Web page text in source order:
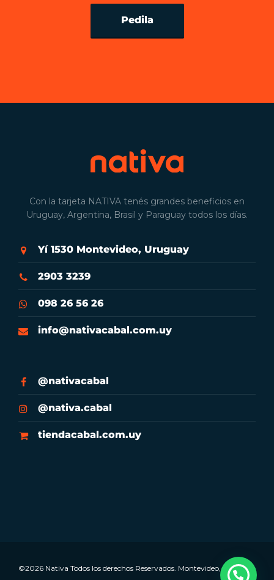
Pedila
Con la tarjeta NATIVA tenés grandes beneficios en
Uruguay, Argentina, Brasil y Paraguay todos los días.
Yí 1530 Montevideo, Uruguay
2903 3239
098 26 56 26
info@nativacabal.com.uy
@nativacabal
@nativa.cabal
tiendacabal.com.uy
©2026 Nativa Todos los derechos Reservados. Montevideo, Uruguay.